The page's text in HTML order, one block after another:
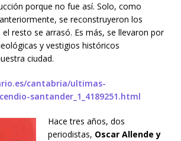
porque no fue así. Solo, como
se reconstruyeron los
resto se arrasó. Es más, se llevaron por
y vestigios históricos
ciudad.
cantabria/ultimas-
santander_1_4189251.html
Hace tres años, dos
periodistas, Oscar Allende y